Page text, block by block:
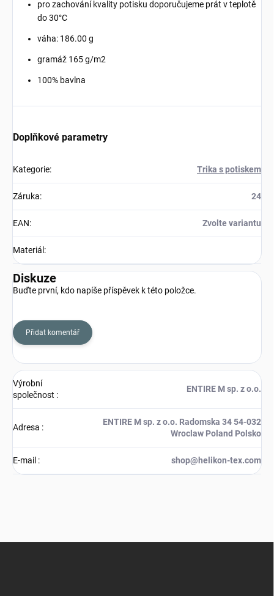
pro zachování kvality potisku doporučujeme prát v teplotě
do 30°C
váha: 186.00 g
gramáž 165 g/m2
100% bavlna
Doplňkové parametry
Kategorie: Trika s potiskem
Záruka: 24
EAN: Zvolte variantu
Materiál :
Diskuze
Buďte první, kdo napíše příspěvek k této položce.
Přidat komentář
Výrobní
společnost :
ENTIRE M sp. z o.o.
Adresa :
ENTIRE M sp. z o.o. Radomska 34 54-032
Wroclaw Poland Polsko
E-mail : shop@helikon-tex.com